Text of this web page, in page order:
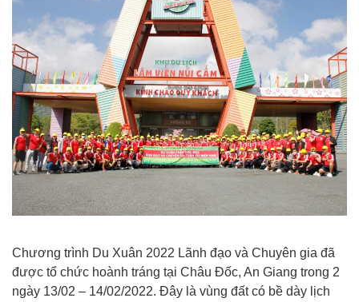
Chương trình Du Xuân 2022 Lãnh đạo và Chuyên gia đã
được tổ chức hoành tráng tại Châu Đốc, An Giang trong 2
ngày 13/02 – 14/02/2022. Đây là vùng đất có bề dày lịch